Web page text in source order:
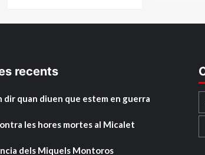
recents
dir quan diuen que estem en guerra
les hores mortes al Micalet
dels Miquels Montoros